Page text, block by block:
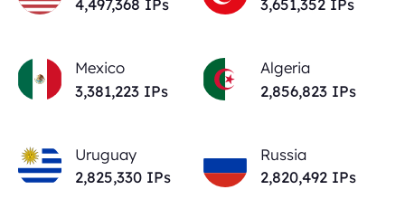
4,497,368 IPs
3,651,352 IPs
Mexico
3,381,223 IPs
Algeria
2,856,823 IPs
Uruguay
2,825,330 IPs
Russia
2,820,492 IPs